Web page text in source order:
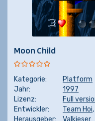
Moon Child
Kategorie:
Platform
Jahr:
1997
Lizenz:
Full
Entwickler:
Team Hoi,
Herausgeber:
Valkieser